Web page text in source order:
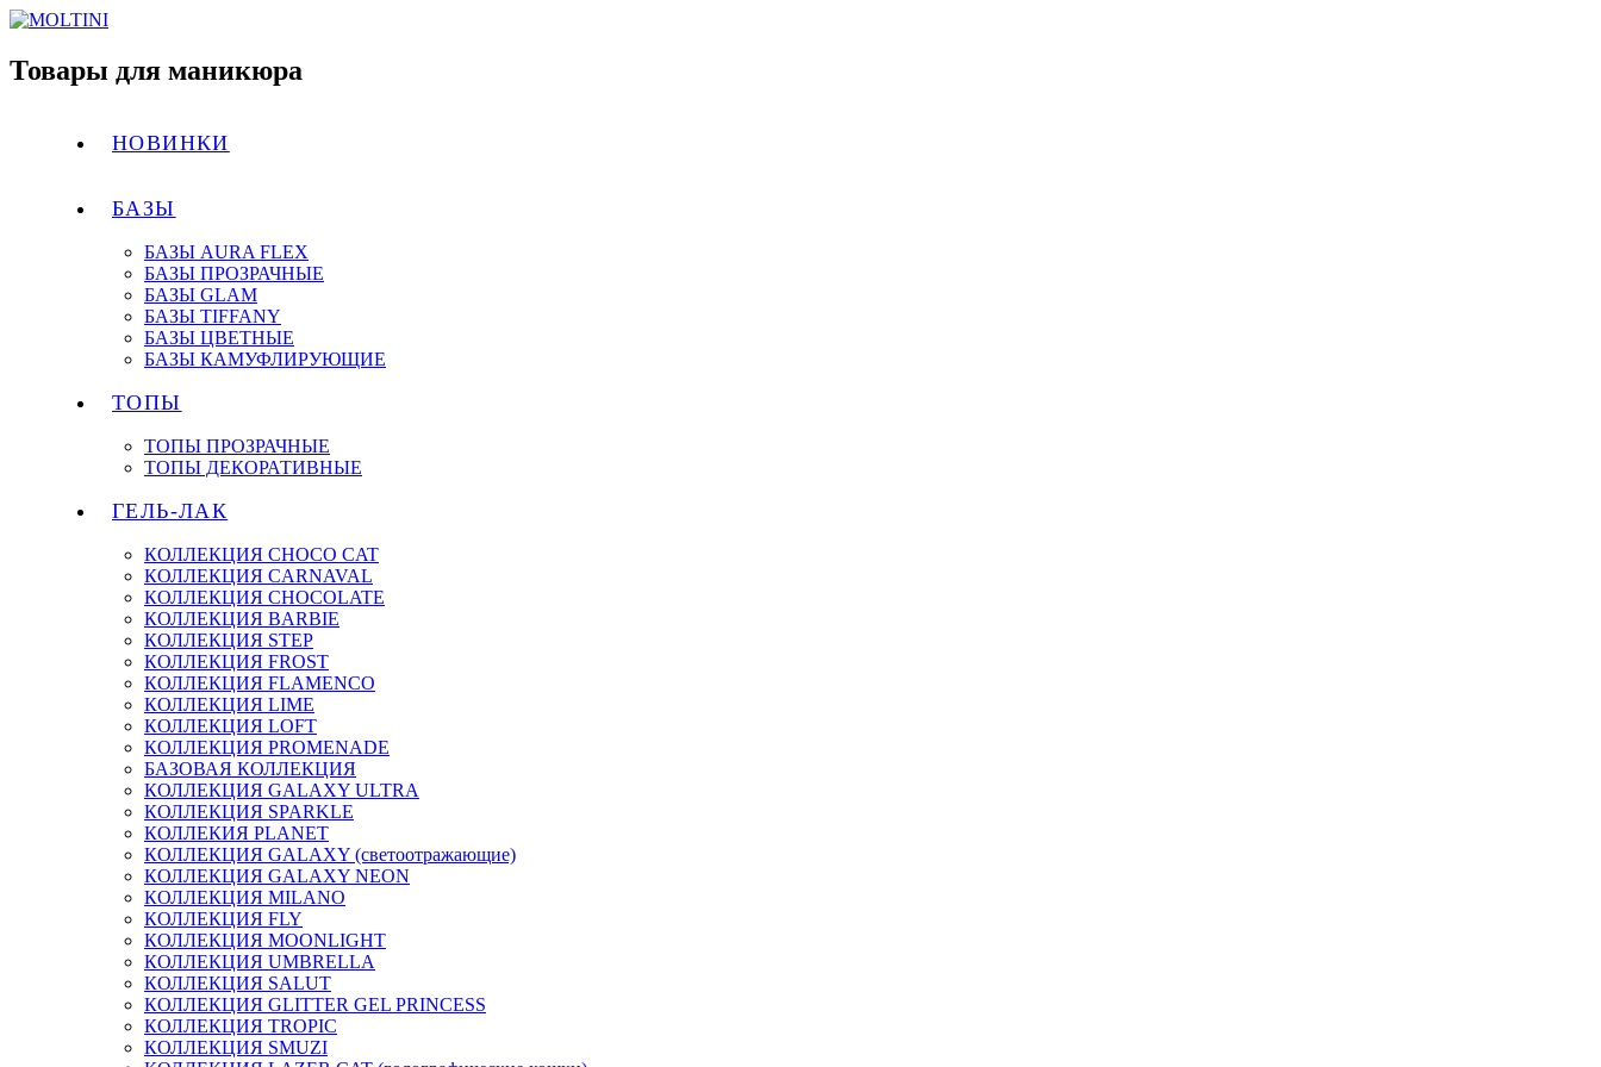
Товары для маникюра
НОВИНКИ
БАЗЫ
БАЗЫ AURA FLEX
БАЗЫ ПРОЗРАЧНЫЕ
БАЗЫ GLAM
БАЗЫ TIFFANY
БАЗЫ ЦВЕТНЫЕ
БАЗЫ КАМУФЛИРУЮЩИЕ
ТОПЫ
ТОПЫ ПРОЗРАЧНЫЕ
ТОПЫ ДЕКОРАТИВНЫЕ
ГЕЛЬ-ЛАК
КОЛЛЕКЦИЯ CHOCO CAT
КОЛЛЕКЦИЯ CARNAVAL
КОЛЛЕКЦИЯ CHOCOLATE
КОЛЛЕКЦИЯ BARBIE
КОЛЛЕКЦИЯ STEP
КОЛЛЕКЦИЯ FROST
КОЛЛЕКЦИЯ FLAMENCO
КОЛЛЕКЦИЯ LIME
КОЛЛЕКЦИЯ LOFT
КОЛЛЕКЦИЯ PROMENADE
БАЗОВАЯ КОЛЛЕКЦИЯ
КОЛЛЕКЦИЯ GALAXY ULTRA
КОЛЛЕКЦИЯ SPARKLE
КОЛЛЕКИЯ PLANET
КОЛЛЕКЦИЯ GALAXY (светоотражающие)
КОЛЛЕКЦИЯ GALAXY NEON
КОЛЛЕКЦИЯ MILANO
КОЛЛЕКЦИЯ FLY
КОЛЛЕКЦИЯ MOONLIGHT
КОЛЛЕКЦИЯ UMBRELLA
КОЛЛЕКЦИЯ SALUT
КОЛЛЕКЦИЯ GLITTER GEL PRINCESS
КОЛЛЕКЦИЯ TROPIC
КОЛЛЕКЦИЯ SMUZI